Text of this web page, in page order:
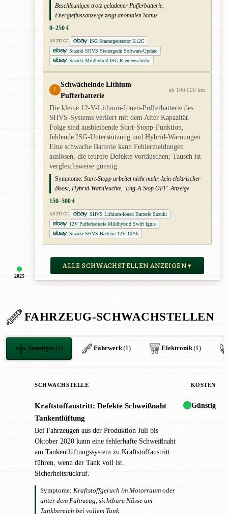
2025
Beschleunigen trotz geladener Pufferbatterie,
Energieflussanzeige zeigt anomalen Status
0–250 €
ANZEIGE
ISG Startergenerator K12C
Suzuki SHVS Steuergerät Software-Update
Suzuki Mildhybrid ISG Riemenscheibe
!
Schwächelnde Lithium-
Pufferbatterie
ab 100.000 km
Die kleine 12-V-Lithium-Ionen-Pufferbatterie des
SHVS-Systems verliert mit dem Alter Kapazität.
Folge sind ausbleibende Start-Stopp-Funktion,
fehlende ISG-Unterstützung und Hybrid-Warnungen.
Eine schwache Batterie kann Fehlermeldungen
auslösen, die teurere Defekte vortäuschen; Tausch ist
vergleichsweise günstig.
Symptome: Start-Stopp arbeitet nicht mehr, kein elektrischer
Boost, Hybrid-Warnleuchte, 'Eng-A-Stop OFF'-Anzeige
150–500 €
ANZEIGE
SHVS Lithium-Ionen Batterie Suzuki
12V Pufferbatterie Mildhybrid Swift Ignis
Suzuki SHVS Batterie 12V 10Ah
ALLE SCHWACHSTELLEN ANZEIGEN ▾
FAHRZEUG-SCHWACHSTELLEN
Sonstiges(3) Fahrwerk(1) Elektronik(1)
SCHWACHSTELLE KOSTEN
Kraftstoffaustritt: Defekte Schweißnaht
Tankentlüftung
Bei Fahrzeugen aus der Produktion Juli bis
Oktober 2020 kann eine fehlerhafte Schweißnaht
am Tankentlüftungssystem zu Kraftstoffaustritt
führen, wenn der Tank voll ist.
Sicherheitsrückruf.
Symptome: Kraftstoffgeruch im Motorraum oder
unter dem Fahrzeug, sichtbare Nässe am
Tankbereich bei vollem Tank
Günstig